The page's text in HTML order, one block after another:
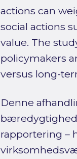
actions can
social actions
value. The
policymakers
versus long-
Denne
rapportering –